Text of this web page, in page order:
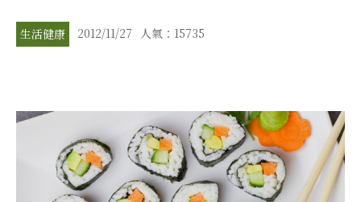
生活健康 2012/11/27 人氣：15735